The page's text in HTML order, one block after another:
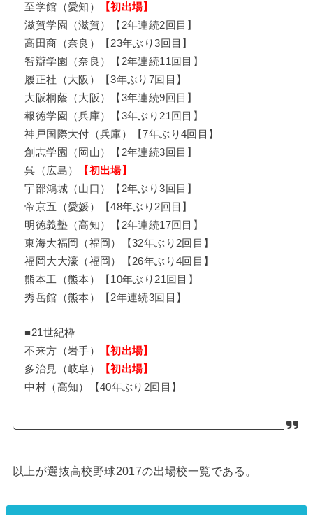
至学館（愛知）
【初出場】
滋賀学園（滋賀）【2年連続2回目】
高田商（奈良）【23年ぶり3回目】
智辯学園（奈良）【2年連続11回目】
履正社（大阪）【3年ぶり7回目】
大阪桐蔭（大阪）【3年連続9回目】
報徳学園（兵庫）【3年ぶり21回目】
神戸国際大付（兵庫）【7年ぶり4回目】
創志学園（岡山）【2年連続3回目】
呉（広島）
【初出場】
宇部鴻城（山口）【2年ぶり3回目】
帝京五（愛媛）【48年ぶり2回目】
明徳義塾（高知）【2年連続17回目】
東海大福岡（福岡）【32年ぶり2回目】
福岡大大濠（福岡）【26年ぶり4回目】
熊本工（熊本）【10年ぶり21回目】
秀岳館（熊本）【2年連続3回目】
■21世紀枠
不来方（岩手）
【初出場】
多治見（岐阜）
【初出場】
中村（高知）【40年ぶり2回目】
以上が選抜高校野球2017の出場校一覧である。